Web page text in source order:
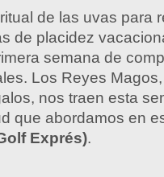
de las uvas para
de placidez
semana de
Los Reyes
nos traen esta
que abordamos en
Exprés).